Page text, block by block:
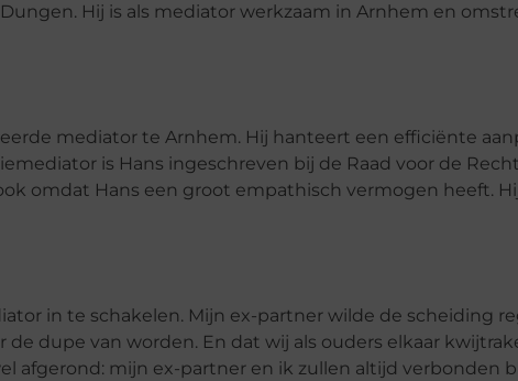
Hij is als mediator werkzaam in Arnhem en
mediator te Arnhem. Hij hanteert een efficiënte
is Hans ingeschreven bij de Raad voor de
omdat Hans een groot empathisch vermogen heeft.
in te schakelen. Mijn ex-partner wilde de scheiding
dupe van worden. En dat wij als ouders elkaar
afgerond: mijn ex-partner en ik zullen altijd verbonden